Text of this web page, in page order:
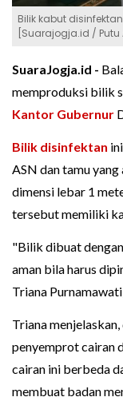
Bilik kabut
[Suarajogja.id / Putu
SuaraJogja.id -
memproduksi bilik
Kantor Gubernur
Bilik disinfektan
ASN dan tamu
dimensi lebar 1
tersebut memiliki
"Bilik dibuat
aman bila harus
Triana
Triana
penyemprot cairan
cairan ini berbeda
membuat badan